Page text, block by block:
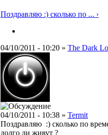
Поздравляю :) сколько по ... ›
04/10/2011 - 10:20 » The Dark
04/10/2011 - 10:38 » Termit
Поздравляю :) сколько по
долго ли живут ?